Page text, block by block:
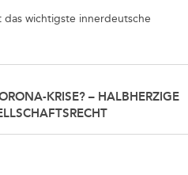
wichtigste innerdeutsche
KRISE? – HALBHERZIGE